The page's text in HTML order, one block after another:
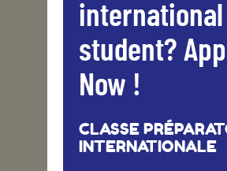
international
student?
Now !
CLASSE
INTERNATIONALE